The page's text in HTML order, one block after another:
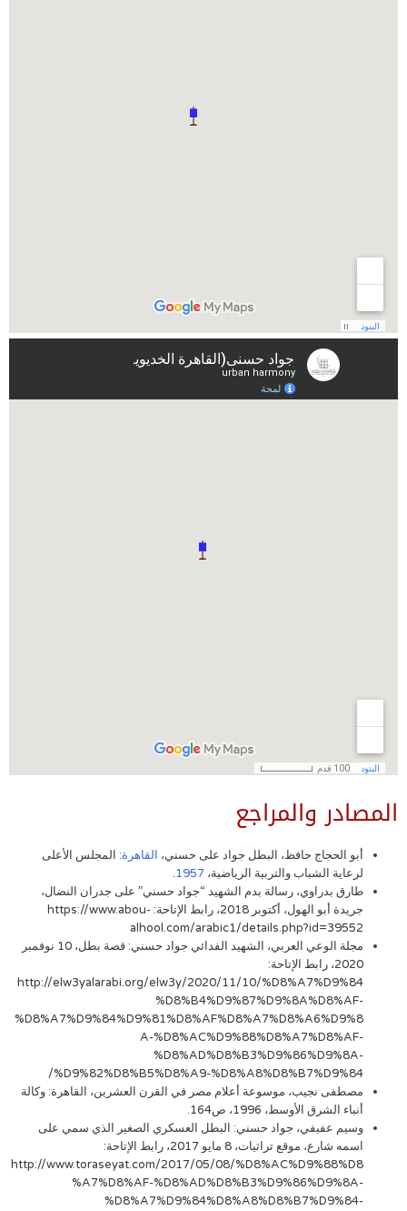
المصادر والمراجع
أبو الحجاج حافظ، البطل جواد على حسني، القاهرة: المجلس الأعلى
لرعاية الشباب والتربية الرياضية،1957
.
طارق بدراوي، رسالة بدم الشهيد “جواد حسني” على جدران النضال،
جريدة أبو الهول، أكتوبر 2018، رابط الإتاحة: https://www.abou-
alhool.com/arabic1/details.php?id=39552
مجلة الوعي العربي، الشهيد الفدائي جواد حسني: قصة بطل، 10 نوفمبر
2020، رابط الإتاحة:
http://elw3yalarabi.org/elw3y/2020/11/10/%D8%A7%D9%84
%D8%B4%D9%87%D9%8A%D8%AF-
%D8%A7%D9%84%D9%81%D8%AF%D8%A7%D8%A6%D9%8
A-%D8%AC%D9%88%D8%A7%D8%AF-
%D8%AD%D8%B3%D9%86%D9%8A-
%D9%82%D8%B5%D8%A9-%D8%A8%D8%B7%D9%84/
مصطفى نجيب، موسوعة أعلام مصر في القرن العشرين، القاهرة: وكالة
أنباء الشرق الأوسط، 1996، ص164.
وسيم عفيفي، جواد حسني: البطل العسكري الصغير الذي سمي على
اسمه شارع، موقع تراثيات، 8 مايو 2017، رابط الإتاحة:
http://www.toraseyat.com/2017/05/08/%D8%AC%D9%88%D8
%A7%D8%AF-%D8%AD%D8%B3%D9%86%D9%8A-
%D8%A7%D9%84%D8%A8%D8%B7%D9%84-